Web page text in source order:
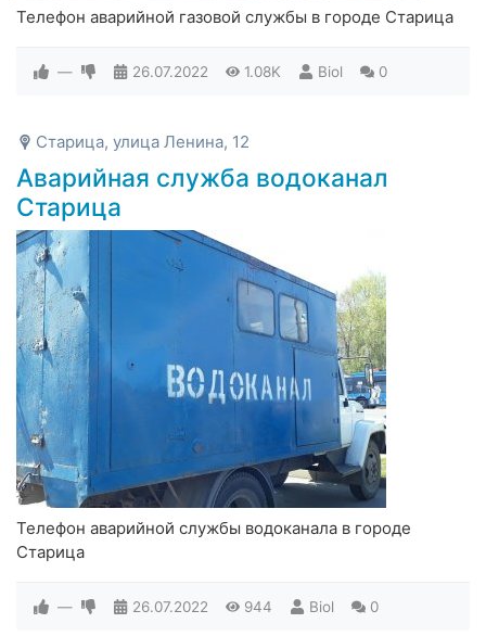
Телефон аварийной газовой службы в городе Старица
— 26.07.2022 1.08K Biol 0
Старица, улица Ленина, 12
Аварийная служба водоканал
Старица
Телефон аварийной службы водоканала в городе
Старица
— 26.07.2022 944 Biol 0